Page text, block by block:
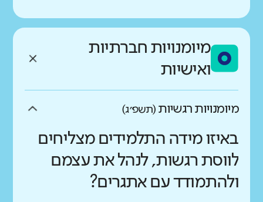
מיומנויות חברתיות
ואישיות
מיומנויות רגשיות (תשפ״ג)
באיזו מידה התלמידים מצליחים
לווסת רגשות, לנהל את עצמם
ולהתמודד עם אתגרים?